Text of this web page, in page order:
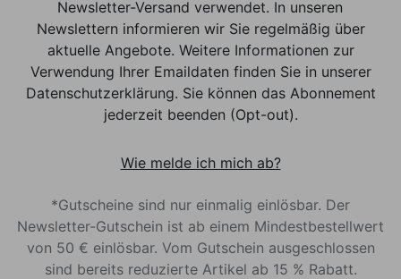
Newsletter-Versand verwendet. In unseren
Newslettern informieren wir Sie regelmäßig über
aktuelle Angebote. Weitere Informationen zur
Verwendung Ihrer Emaildaten finden Sie in unserer
Datenschutzerklärung. Sie können das Abonnement
jederzeit beenden (Opt-out).
Wie melde ich mich ab?
*Gutscheine sind nur einmalig einlösbar. Der
Newsletter-Gutschein ist ab einem Mindestbestellwert
von 50 € einlösbar. Vom Gutschein ausgeschlossen
sind bereits reduzierte Artikel ab 15 % Rabatt.